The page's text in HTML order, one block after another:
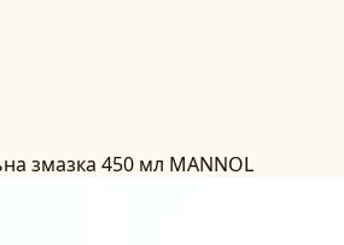
змазка 450 мл MANNOL